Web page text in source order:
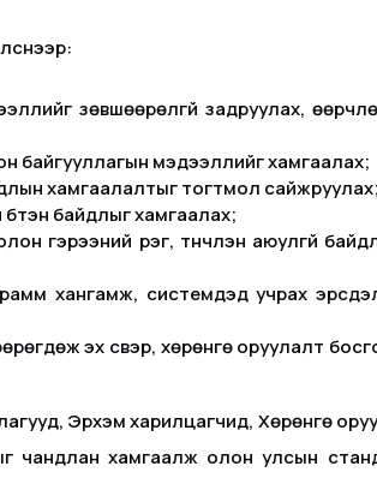
зөвшөөрөлгүй задруулах,
байгууллагын мэдээллийг хамгаалах;
хамгаалалтыг тогтмол сайжруулах;
байдлыг хамгаалах;
гэрээний үүрэг, түүнчлэн аюулгүй
хангамж, системүүдэд учрах
эх үүсвэр, хөрөнгө оруулалт
Эрхэм харилцагчид, Хөрөнгө
чандлан хамгаалж олон улсын